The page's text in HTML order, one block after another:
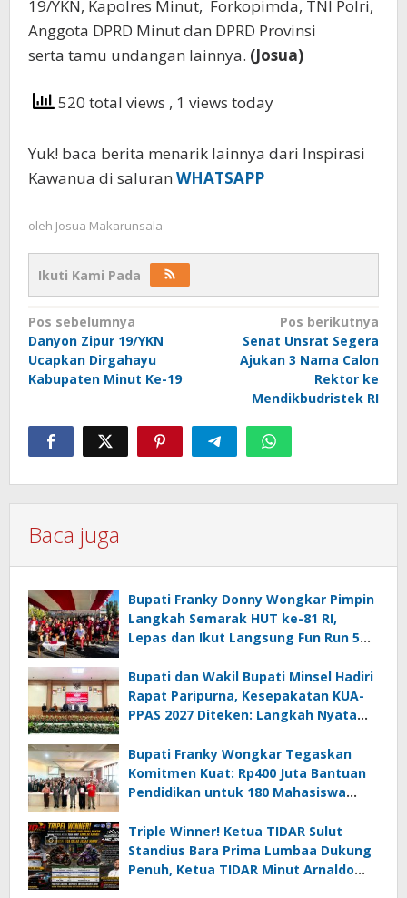
19/YKN, Kapolres Minut, Forkopimda, TNI Polri,
Anggota DPRD Minut dan DPRD Provinsi
serta tamu undangan lainnya. (Josua)
520 total views , 1 views today
Yuk! baca berita menarik lainnya dari Inspirasi
Kawanua di saluran WHATSAPP
oleh Josua Makarunsala
Ikuti Kami Pada
Navigasi
pos
Pos sebelumnya
Danyon Zipur 19/YKN
Ucapkan Dirgahayu
Kabupaten Minut Ke-19
Pos berikutnya
Senat Unsrat Segera
Ajukan 3 Nama Calon
Rektor ke
Mendikbudristek RI
Baca juga
Bupati Franky Donny Wongkar Pimpin
Langkah Semarak HUT ke-81 RI,
Lepas dan Ikut Langsung Fun Run 5
Bupati dan Wakil Bupati Minsel Hadiri
Rapat Paripurna, Kesepakatan KUA-
PPAS 2027 Diteken: Langkah Nyata
Bupati Franky Wongkar Tegaskan
Komitmen Kuat: Rp400 Juta Bantuan
Pendidikan untuk 180 Mahasiswa
Triple Winner! Ketua TIDAR Sulut
Standius Bara Prima Lumbaa Dukung
Penuh, Ketua TIDAR Minut Arnaldo